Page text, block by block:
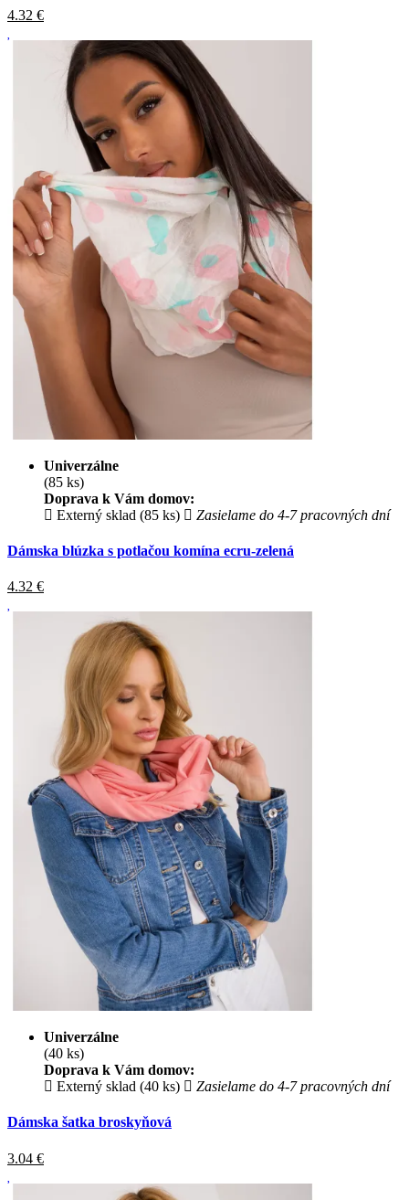
4.32 €
Univerzálne
(85 ks)
Doprava k Vám domov:
Externý sklad (85 ks)
Zasielame do 4-7 pracovných dní
Dámska blúzka s potlačou komína ecru-zelená
4.32 €
Univerzálne
(40 ks)
Doprava k Vám domov:
Externý sklad (40 ks)
Zasielame do 4-7 pracovných dní
Dámska šatka broskyňová
3.04 €